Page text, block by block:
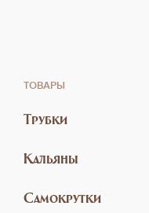
ТОВАРЫ
Трубки
Кальяны
Самокрутки